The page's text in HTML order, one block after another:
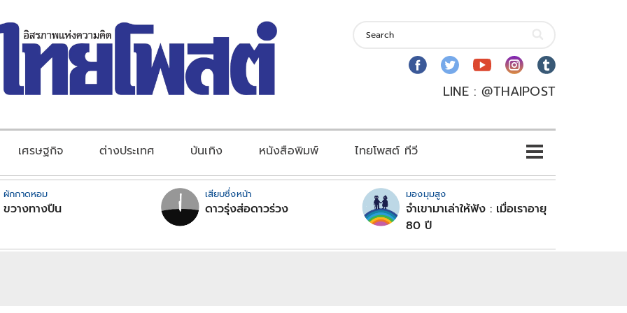
LINE : @THAIPOST
เศรษฐกิจ ต่างประเทศ บันเทิง หนังสือพิมพ์ ไทยโพสต์ ทีวี
ผักกาดหอม
ขวางทางปืน
เสียบซึ่งหน้า
ดาวรุ่งส่อดาวร่วง
มองมุมสูง
จำเขามาเล่าให้ฟัง : เมื่อเราอายุ
80 ปี